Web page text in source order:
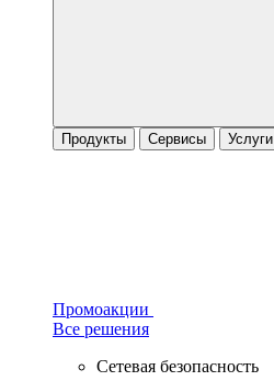
Продукты Сервисы Услуги
Промоакции
Все решения
Сетевая безопасность